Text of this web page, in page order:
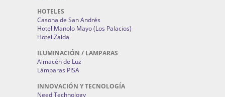
HOTELES
Casona de San Andrés
Hotel Manolo Mayo (Los Palacios)
Hotel Zaida
ILUMINACIÓN / LAMPARAS
Almacén de Luz
Lámparas PISA
INNOVACIÓN Y TECNOLOGÍA
Need Technology